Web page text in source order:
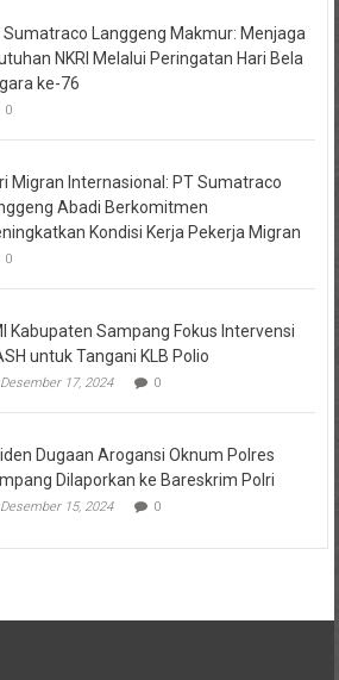
Sumatraco Langgeng Makmur: Menjaga
NKRI Melalui Peringatan Hari Bela
ke-76
0
Migran Internasional: PT Sumatraco
Abadi Berkomitmen
Kondisi Kerja Pekerja Migran
0
Kabupaten Sampang Fokus Intervensi
untuk Tangani KLB Polio
Desember 17, 2024 0
Dugaan Arogansi Oknum Polres
Dilaporkan ke Bareskrim Polri
Desember 15, 2024 0